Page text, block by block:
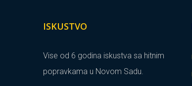
ISKUSTVO
Vise od 6 godina iskustva sa hitnim
popravkama u Novom Sadu.